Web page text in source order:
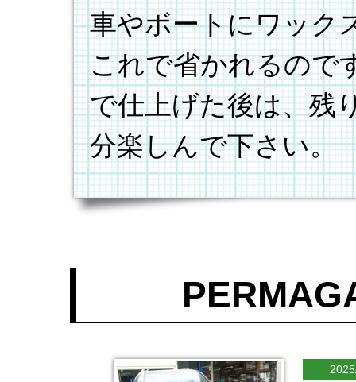
車やボートにワック
これで省かれるので
で仕上げた後は、残
分楽しんで下さい。